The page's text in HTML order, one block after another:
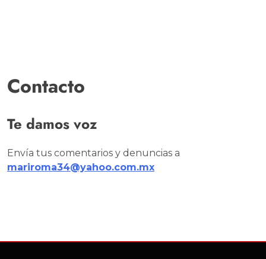
Contacto
Te damos voz
Envía tus comentarios y denuncias a
mariroma34@yahoo.com.mx